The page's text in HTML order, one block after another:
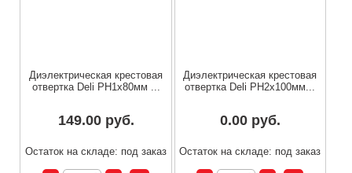
Диэлектрическая крестовая
отвертка Deli PH1х80мм ...
149.00 руб.
Остаток на складе: под заказ
Диэлектрическая крестовая
отвертка Deli PH2х100мм...
0.00 руб.
Остаток на складе: под заказ